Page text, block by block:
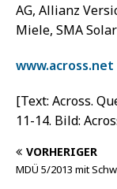
AG, Allianz
Miele, SMA
www.across.net
[Text: Across.
11-14. Bild:
VORHERIGER
MDÜ 5/2013 mit